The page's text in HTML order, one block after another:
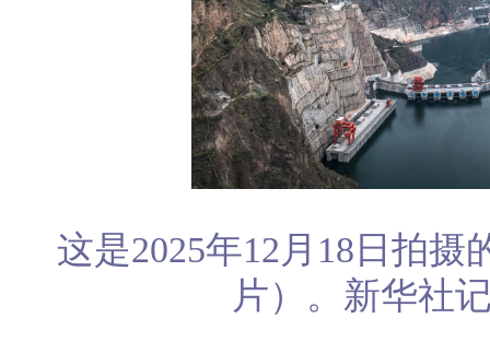
这是2025年12月18日拍
片）。新华社